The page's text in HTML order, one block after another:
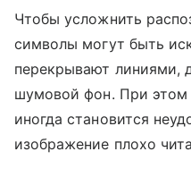
Чтобы усложнить
символы могут быть
перекрывают линиями,
шумовой фон. При этом
иногда становится
изображение плохо